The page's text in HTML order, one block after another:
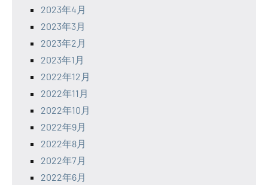
2023年4月
2023年3月
2023年2月
2023年1月
2022年12月
2022年11月
2022年10月
2022年9月
2022年8月
2022年7月
2022年6月